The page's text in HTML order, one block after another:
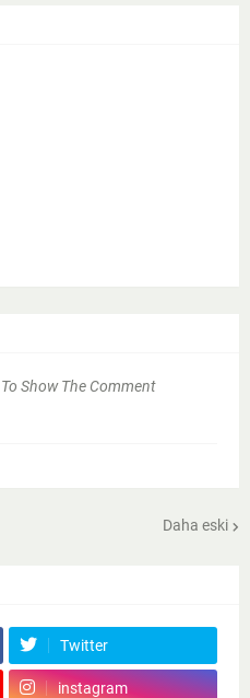
Show The Comment
Daha eski
Twitter
instagram